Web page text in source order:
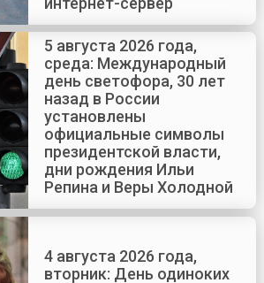
5 августа 2026 года,
среда: Международный
день светофора, 30 лет
назад в России
установлены
официальные символы
президентской власти,
дни рождения Ильи
Репина и Веры Холодной
4 августа 2026 года,
вторник: День одиноких